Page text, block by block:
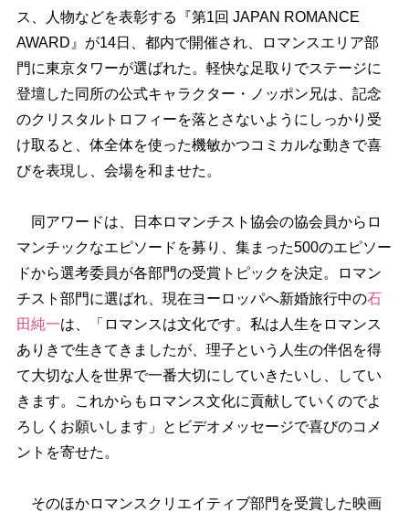
ス、人物などを表彰する『第1回 JAPAN ROMANCE
AWARD』が14日、都内で開催され、ロマンスエリア部
門に東京タワーが選ばれた。軽快な足取りでステージに
登壇した同所の公式キャラクター・ノッポン兄は、記念
のクリスタルトロフィーを落とさないようにしっかり受
け取ると、体全体を使った機敏かつコミカルな動きで喜
びを表現し、会場を和ませた。
同アワードは、日本ロマンチスト協会の協会員からロ
マンチックなエピソードを募り、集まった500のエピソー
ドから選考委員が各部門の受賞トピックを決定。ロマン
チスト部門に選ばれ、現在ヨーロッパへ新婚旅行中の石
田純一は、「ロマンスは文化です。私は人生をロマンス
ありきで生きてきましたが、理子という人生の伴侶を得
て大切な人を世界で一番大切にしていきたいし、してい
きます。これからもロマンス文化に貢献していくのでよ
ろしくお願いします」とビデオメッセージで喜びのコメ
ントを寄せた。
そのほかロマンスクリエイティブ部門を受賞した映画